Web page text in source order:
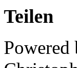
Teilen
Powered